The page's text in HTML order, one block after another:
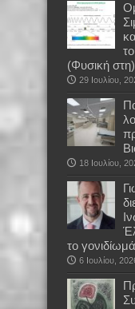
(Φυσική
29 Ιουλίου,
18 Ιουλίου,
το
6 Ιουλίου,